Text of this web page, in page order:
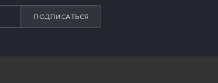
ПОДПИСАТЬСЯ